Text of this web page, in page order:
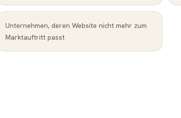
Unternehmen, deren Website nicht mehr zum
Marktauftritt passt